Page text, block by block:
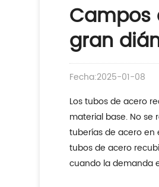
Campos
gran
Fecha:2025-01-08
Los tubos de acero
material base. No
tuberías de acero en
tubos de acero
cuando la demanda